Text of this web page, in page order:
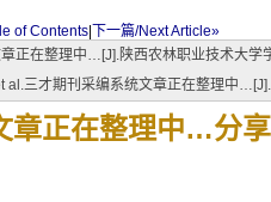
of Contents
下一篇/Next Article»
正在整理中…[J].陕西农林职业技术大学
al.三才期刊采编系统文章正在整理中
章正在整理中…分